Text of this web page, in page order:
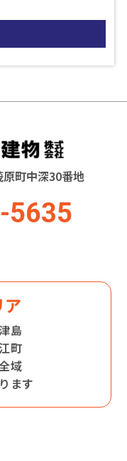
町中深30番地
5635
島
町
域
ます